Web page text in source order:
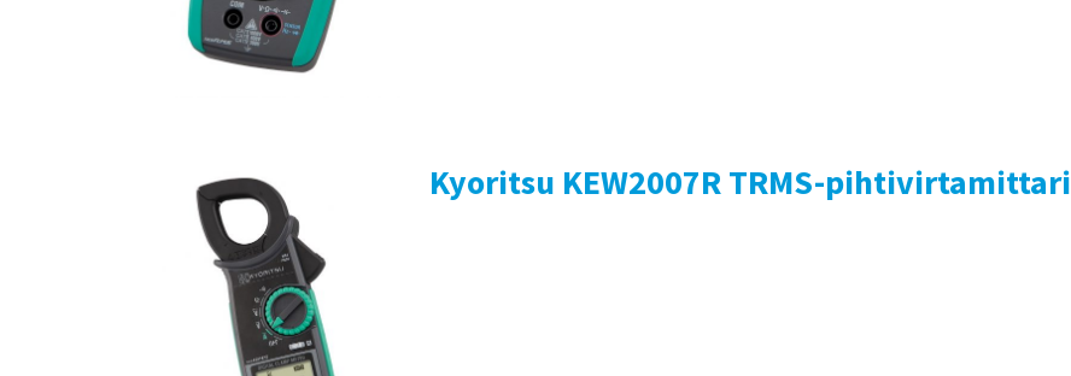
Kyoritsu KEW2007R TRMS-pihtivirtamittari